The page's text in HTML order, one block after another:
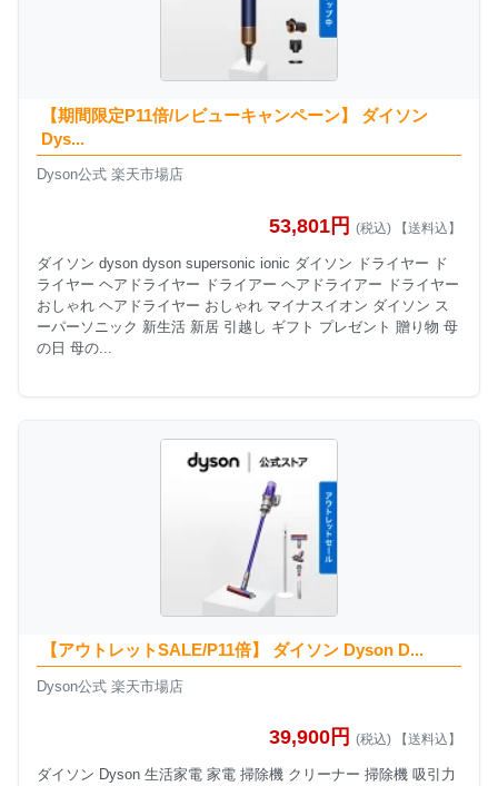
【期間限定P11倍/レビューキャンペーン】 ダイソン
Dys...
Dyson公式 楽天市場店
53,801円 (税込) 【送料込】
ダイソン dyson dyson supersonic ionic ダイソン ドライヤー ド
ライヤー ヘアドライヤー ドライアー ヘアドライアー ドライヤー
おしゃれ ヘアドライヤー おしゃれ マイナスイオン ダイソン ス
ーパーソニック 新生活 新居 引越し ギフト プレゼント 贈り物 母
の日 母の...
【アウトレットSALE/P11倍】 ダイソン Dyson D...
Dyson公式 楽天市場店
39,900円 (税込) 【送料込】
ダイソン Dyson 生活家電 家電 掃除機 クリーナー 掃除機 吸引力